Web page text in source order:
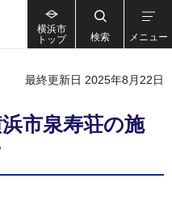
横浜市
トップ
検索 メニュー
最終更新日 2025年8月22日
市泉寿荘の施